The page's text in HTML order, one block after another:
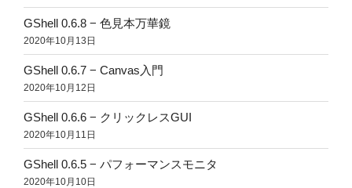
GShell 0.6.8 − 色見本万華鏡
2020年10月13日
GShell 0.6.7 − Canvas入門
2020年10月12日
GShell 0.6.6 − クリックレスGUI
2020年10月11日
GShell 0.6.5 − パフォーマンスモニタ
2020年10月10日